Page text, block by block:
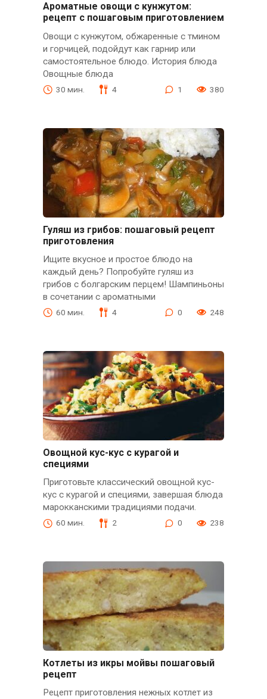
Ароматные овощи с кунжутом:
рецепт с пошаговым приготовлением
Овощи с кунжутом, обжаренные с тмином
и горчицей, подойдут как гарнир или
самостоятельное блюдо. История блюда
Овощные блюда
30 мин. 4 1 380
Гуляш из грибов: пошаговый рецепт
приготовления
Ищите вкусное и простое блюдо на
каждый день? Попробуйте гуляш из
грибов с болгарским перцем! Шампиньоны
в сочетании с ароматными
60 мин. 4 0 248
Овощной кус-кус с курагой и
специями
Приготовьте классический овощной кус-
кус с курагой и специями, завершая блюда
марокканскими традициями подачи.
60 мин. 2 0 238
Котлеты из икры мойвы пошаговый
рецепт
Рецепт приготовления нежных котлет из